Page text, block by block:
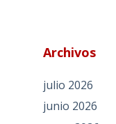
Archivos
julio 2026
junio 2026